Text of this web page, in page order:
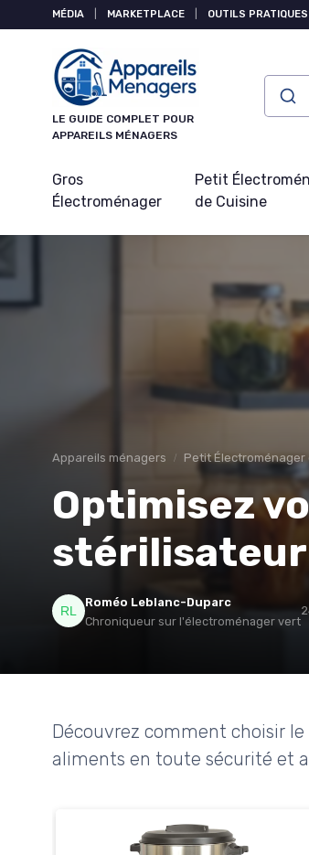
MÉDIA MARKETPLACE OUTILS PRATIQUES
LE GUIDE COMPLET POUR
APPAREILS MÉNAGERS
Gros
Électroménager
Petit
de Cuisine
Appareils ménagers Petit Électroménager
Optimisez
stérilisateur
Roméo Leblanc-Duparc
Chroniqueur sur l'électroménager vert
Découvrez comment choisir
aliments en toute sécurité et
Panneau de gestion des cookies